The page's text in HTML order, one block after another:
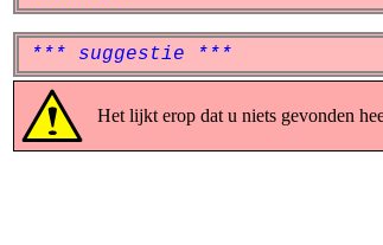
*** suggestie ***
Het lijkt erop dat u niets gevonden